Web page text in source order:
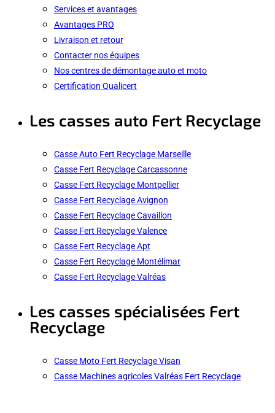
Services et avantages
Avantages PRO
Livraison et retour
Contacter nos équipes
Nos centres de démontage auto et moto
Certification Qualicert
Les casses auto Fert Recyclage
Casse Auto Fert Recyclage Marseille
Casse Fert Recyclage Carcassonne
Casse Fert Recyclage Montpellier
Casse Fert Recyclage Avignon
Casse Fert Recyclage Cavaillon
Casse Fert Recyclage Valence
Casse Fert Recyclage Apt
Casse Fert Recyclage Montélimar
Casse Fert Recyclage Valréas
Les casses spécialisées Fert
Recyclage
Casse Moto Fert Recyclage Visan
Casse Machines agricoles Valréas Fert Recyclage